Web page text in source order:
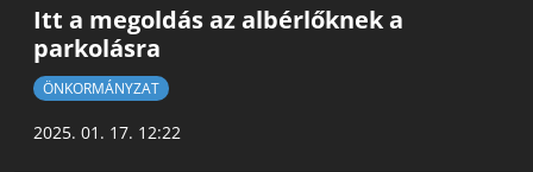
Itt a megoldás az albérlőknek a
parkolásra
ÖNKORMÁNYZAT
2025. 01. 17. 12:22